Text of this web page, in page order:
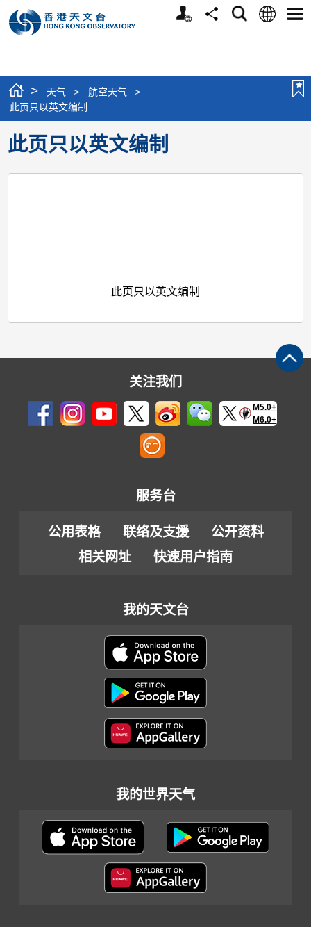
个
分
搜
语
选
> 天气 > 航空天气
>
此页只以英文编制
此页只以英文编制
此页只以英文编制
关注我们
M5.0+
M6.0+
服务台
公用表格 联络及支援
公开资料
相关网址
快速用户指南
我的天文台
我的世界天气